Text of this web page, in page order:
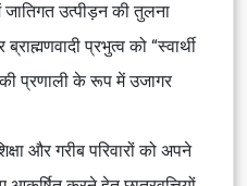
जातिगत उत्पीड़न की तुलना
प्रभुत्व को “स्वार्थी
प्रणाली के रूप में उजागर
और गरीब परिवारों को अपने